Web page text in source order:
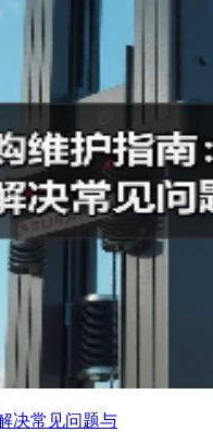
决常见问题与